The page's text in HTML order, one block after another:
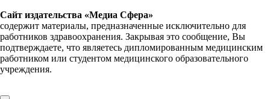
Сайт издательства «Медиа Сфера»
содержит материалы, предназначенные исключительно для
работников здравоохранения. Закрывая это сообщение, Вы
подтверждаете, что являетесь дипломированным медицинским
работником или студентом медицинского образовательного
учреждения.